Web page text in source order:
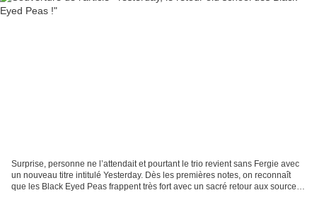
Surprise, personne ne l’attendait et pourtant le trio revient sans Fergie avec
un nouveau titre intitulé Yesterday. Dès les premières notes, on reconnaît
que les Black Eyed Peas frappent très fort avec un sacré retour aux sources,